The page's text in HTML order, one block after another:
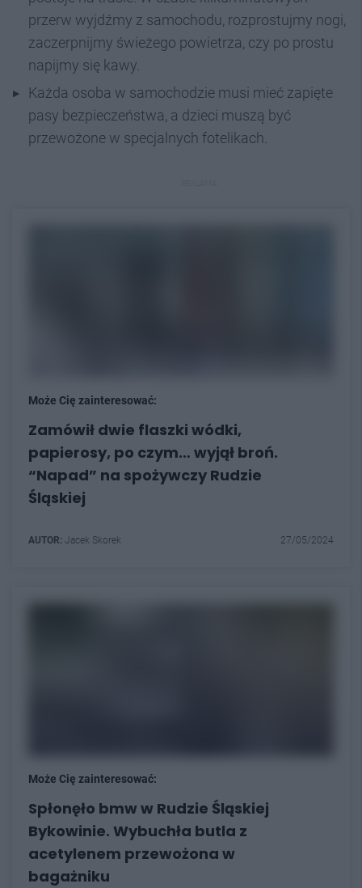
przerw wyjdźmy z samochodu, rozprostujmy nogi,
zaczerpnijmy świeżego powietrza, czy po prostu
napijmy się kawy.
Każda osoba w samochodzie musi mieć zapięte
pasy bezpieczeństwa, a dzieci muszą być
przewożone w specjalnych fotelikach.
Może Cię zainteresować:
Zamówił dwie flaszki wódki,
papierosy, po czym… wyjął broń.
“Napad” na spożywczy Rudzie
Śląskiej
AUTOR: Jacek Skorek 27/05/2024
Może Cię zainteresować:
Spłonęło bmw w Rudzie Śląskiej
Bykowinie. Wybuchła butla z
acetylenem przewożona w
bagażniku